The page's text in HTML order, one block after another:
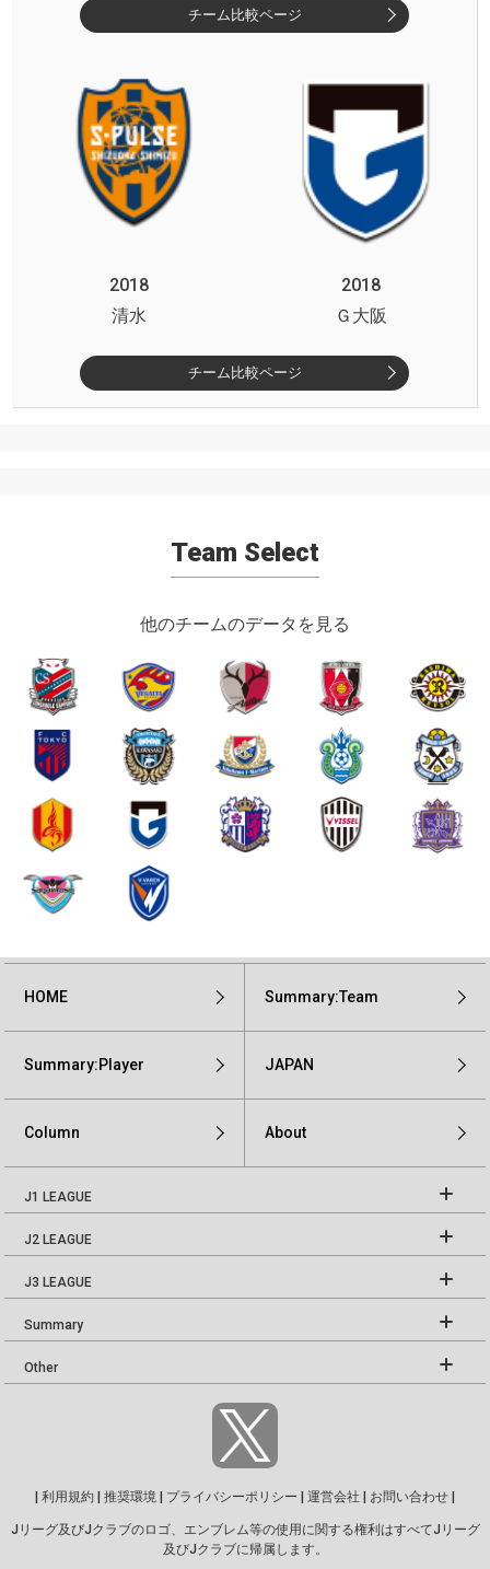
チーム比較ページ
2018
2018
清水
Ｇ大阪
チーム比較ページ
Team Select
他のチームのデータを見る
HOME Summary:Team
Summary:Player JAPAN
Column About
J1 LEAGUE
J2 LEAGUE
J3 LEAGUE
Summary
Other
| 利用規約 | 推奨環境 | プライバシーポリシー | 運営会社 | お問い合わせ |
Jリーグ及びJクラブのロゴ、エンブレム等の使用に関する権利はすべてJリーグ
及びJクラブに帰属します。